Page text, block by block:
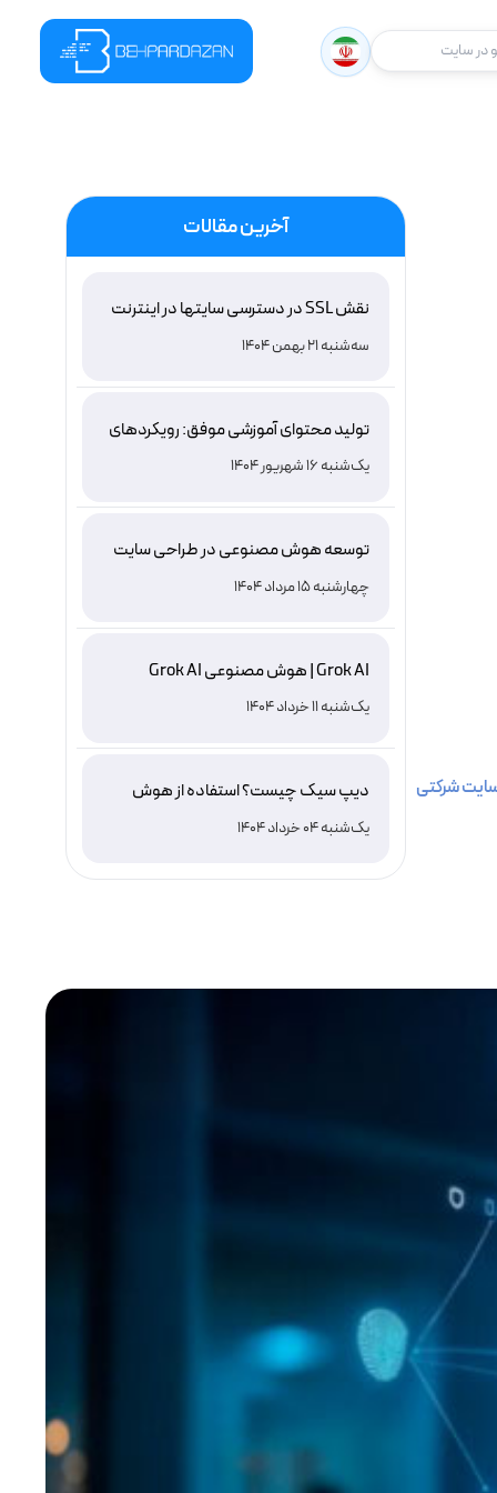
در سایت
شرکتی
آخرین مقالات
نقش SSL در دسترسی سایتها در اینترنت
ملی ایران و باور غلط درباره دامنه های IR
سه‌شنبه 21 بهمن 1404
تولید محتوای آموزشی موفق: رویکردهای
نوین و اثربخش
یک‌شنبه 16 شهریور 1404
توسعه هوش مصنوعی در طراحی سایت
چهارشنبه 15 مرداد 1404
Grok AI | هوش مصنوعی Grok AI
یک‌شنبه 11 خرداد 1404
دیپ سیک چیست؟ استفاده از هوش
مصنوعی DeepSeek ، نصب و دانلود
یک‌شنبه 04 خرداد 1404